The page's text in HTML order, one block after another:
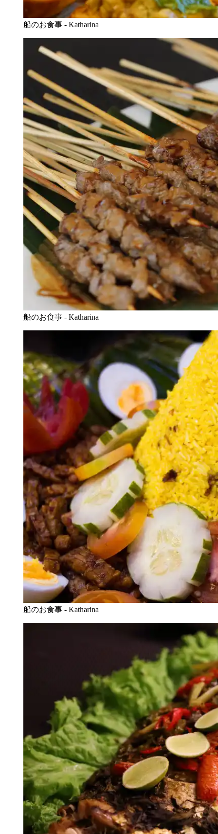
船のお食事 - Katharina
船のお食事 - Katharina
船のお食事 - Katharina